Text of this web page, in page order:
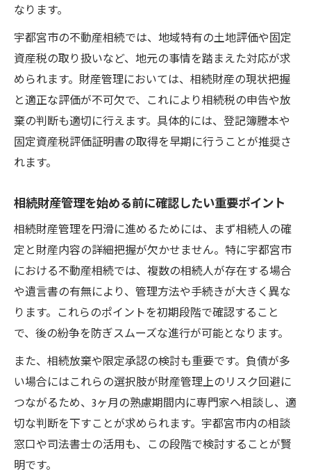
宇都宮 相続 司法書士のサポート活用法
不動産名義変更をスムーズに進める方法
不動産相続で名義変更が必要な理由と手順
相続財産管理と名義変更の実践的アドバイ
ス
司法書士に依頼する名義変更のメリット
名義変更手続きで失敗しないポイント
専門家相談で安心の相続財産管理を実現
不動産相続で専門家に相談するべき理由
相続財産管理の専門家選びと相談ポイント
宇都宮 司法書士 安いの見極め方と相談活用
司法書士への依頼で得られる安心サポート
相続を司法書士に頼む際の費用目安と注意
点
無料相談を活用した相続のトラブル回避術
不動産相続の悩みは無料相談で早期解決を
目指す
栃木県司法書士会の無料相談窓口を活用す
なります。
宇都宮市の不動産相続では、地域特有の土地評価や固定
資産税の取り扱いなど、地元の事情を踏まえた対応が求
められます。財産管理においては、相続財産の現状把握
と適正な評価が不可欠で、これにより相続税の申告や放
棄の判断も適切に行えます。具体的には、登記簿謄本や
固定資産税評価証明書の取得を早期に行うことが推奨さ
れます。
相続財産管理を始める前に確認したい重要ポイント
相続財産管理を円滑に進めるためには、まず相続人の確
定と財産内容の詳細把握が欠かせません。特に宇都宮市
における不動産相続では、複数の相続人が存在する場合
や遺言書の有無により、管理方法や手続きが大きく異な
ります。これらのポイントを初期段階で確認すること
で、後の紛争を防ぎスムーズな進行が可能となります。
また、相続放棄や限定承認の検討も重要です。負債が多
い場合にはこれらの選択肢が財産管理上のリスク回避に
つながるため、3ヶ月の熟慮期間内に専門家へ相談し、適
切な判断を下すことが求められます。宇都宮市内の相談
窓口や司法書士の活用も、この段階で検討することが賢
明です。